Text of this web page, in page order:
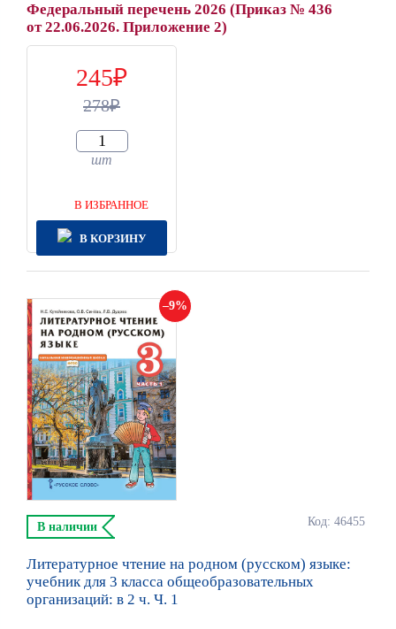
Федеральный перечень 2026 (Приказ № 436
от 22.06.2026. Приложение 2)
245
278
шт
В ИЗБРАННОЕ
В КОРЗИНУ
9
Код: 46455
В наличии
Литературное чтение на родном (русском) языке:
учебник для 3 класса общеобразовательных
организаций: в 2 ч. Ч. 1